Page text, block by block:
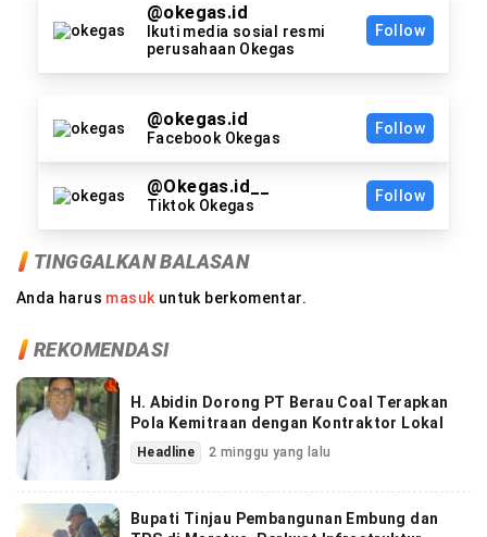
@okegas.id
Ikuti media sosial resmi
perusahaan Okegas
Follow
@okegas.id
Facebook Okegas
Follow
@Okegas.id__
Tiktok Okegas
Follow
TINGGALKAN BALASAN
Anda harus masuk untuk berkomentar.
REKOMENDASI
H. Abidin Dorong PT Berau Coal Terapkan
Pola Kemitraan dengan Kontraktor Lokal
Headline 2 minggu yang lalu
Bupati Tinjau Pembangunan Embung dan